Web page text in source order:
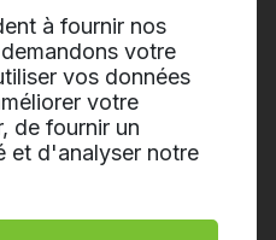
à fournir nos
votre
vos données
votre
de fournir un
et d'analyser notre
Politique de remboursement
Politique de confidentialité